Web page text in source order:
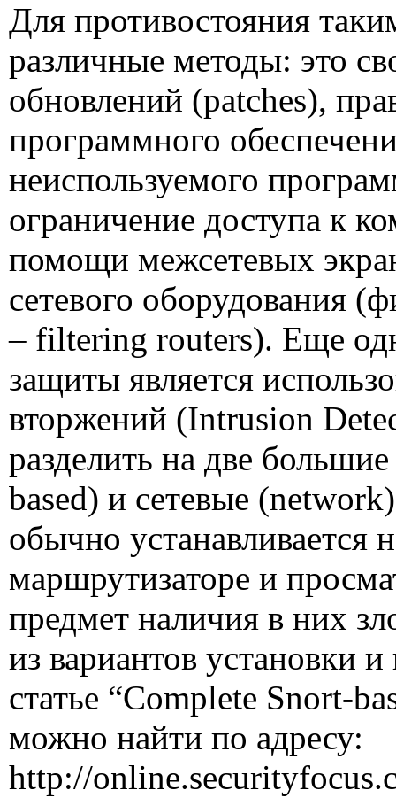
Для противостояния
различные методы: это
обновлений (patches),
программного
неиспользуемого
ограничение доступа к
помощи межсетевых
сетевого оборудования
– filtering routers). Еще
защиты является
вторжений (Intrusion
разделить на две
based) и сетевые (network
обычно
маршрутизаторе и
предмет наличия в них
из вариантов установки
статье “Complete Snort-
можно найти по адресу:
http://online.securityfocus.